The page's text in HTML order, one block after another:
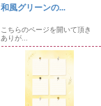
和風グリーンの...
こちらのページを開いて頂き
ありが...